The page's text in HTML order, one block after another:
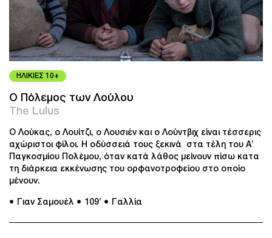
ΗΛΙΚΙΕΣ 10+
Ο Πόλεμος των Λούλου
The Lulus
Ο Λούκας, ο Λουίτζι, ο Λουσιέν και ο Λούντβιχ είναι τέσσερις
αχώριστοι φίλοι. Η οδύσσειά τους ξεκινά στα τέλη του Α’
Παγκοσμίου Πολέμου, όταν κατά λάθος μείνουν πίσω κατα
τη διάρκεια εκκένωσης του ορφανοτροφείου στο οποίο
μένουν.
● Γιαν Σαμουέλ ● 109’ ● Γαλλία